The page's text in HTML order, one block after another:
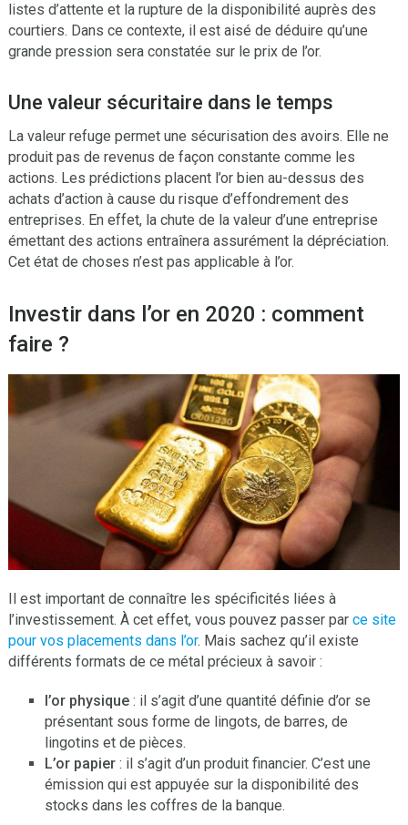
listes d’attente et la rupture de la disponibilité auprès des
courtiers. Dans ce contexte, il est aisé de déduire qu’une
grande pression sera constatée sur le prix de l’or.
Une valeur sécuritaire dans le temps
La valeur refuge permet une sécurisation des avoirs. Elle ne
produit pas de revenus de façon constante comme les
actions. Les prédictions placent l’or bien au-dessus des
achats d’action à cause du risque d’effondrement des
entreprises. En effet, la chute de la valeur d’une entreprise
émettant des actions entraînera assurément la dépréciation.
Cet état de choses n’est pas applicable à l’or.
Investir dans l’or en 2020 : comment
faire ?
Il est important de connaître les spécificités liées à
l’investissement. À cet effet, vous pouvez passer par ce site
pour vos placements dans l’or. Mais sachez qu’il existe
différents formats de ce métal précieux à savoir :
l’or physique: il s’agit d’une quantité définie d’or se
présentant sous forme de lingots, de barres, de
lingotins et de pièces.
L’or papier: il s’agit d’un produit financier. C’est une
émission qui est appuyée sur la disponibilité des
stocks dans les coffres de la banque.